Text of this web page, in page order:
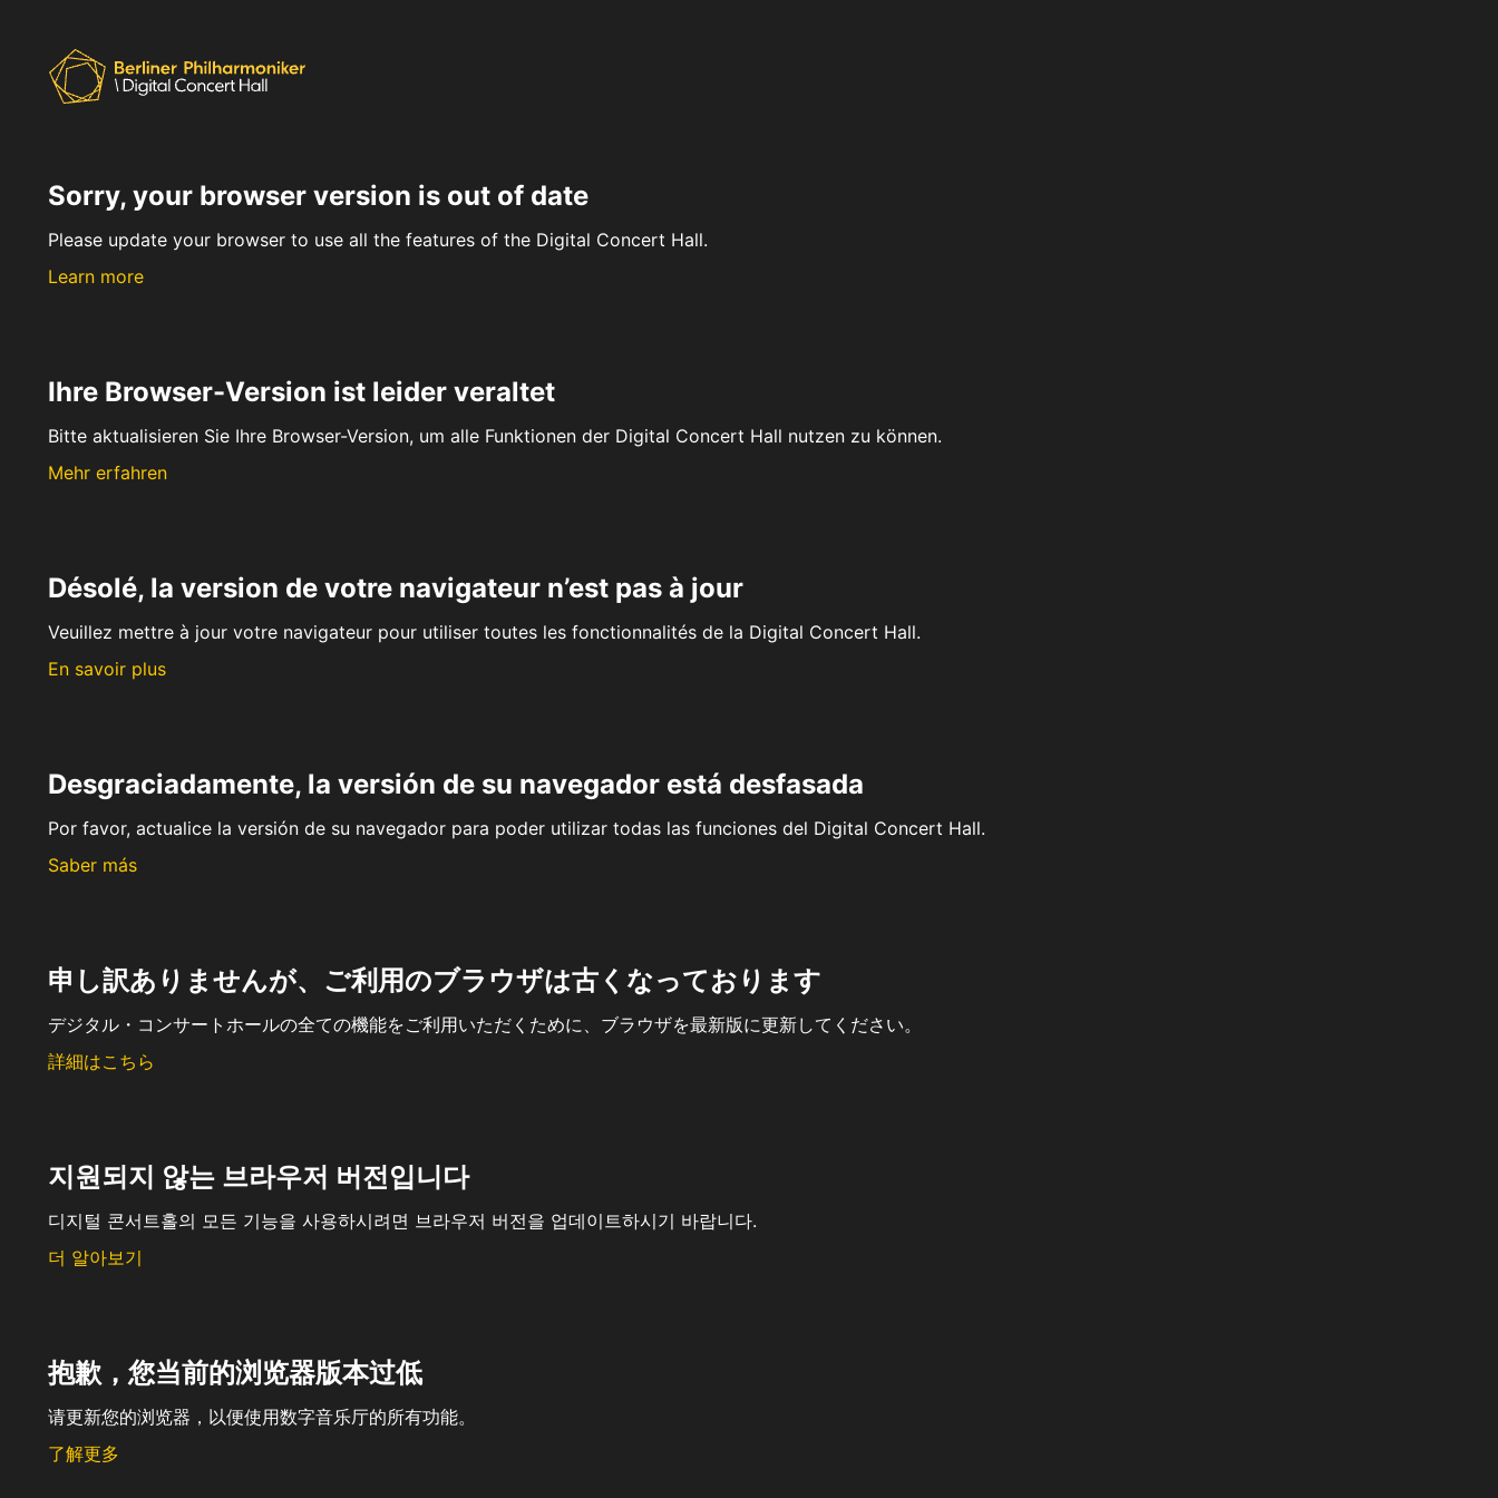
Sorry, your browser version is out of date
Please update your browser to use all the features of the Digital Concert Hall.
Learn more
Ihre Browser-Version ist leider veraltet
Bitte aktualisieren Sie Ihre Browser-Version, um alle Funktionen der Digital Concert Hall nutzen zu können.
Mehr erfahren
Désolé, la version de votre navigateur n’est pas à jour
Veuillez mettre à jour votre navigateur pour utiliser toutes les fonctionnalités de la Digital Concert Hall.
En savoir plus
Desgraciadamente, la versión de su navegador está desfasada
Por favor, actualice la versión de su navegador para poder utilizar todas las funciones del Digital Concert Hall.
Saber más
申し訳ありませんが、ご利用のブラウザは古くなっております
デジタル・コンサートホールの全ての機能をご利用いただくために、ブラウザを最新版に更新してください。
詳細はこちら
지원되지 않는 브라우저 버전입니다
디지털 콘서트홀의 모든 기능을 사용하시려면 브라우저 버전을 업데이트하시기 바랍니다.
더 알아보기
抱歉，您当前的浏览器版本过低
请更新您的浏览器，以便使用数字音乐厅的所有功能。
了解更多